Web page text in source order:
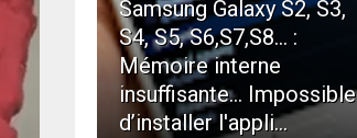
Samsung Galaxy S2, S3,
S4, S5, S6,S7,S8... :
Mémoire interne
insuffisante… Impossible
d’installer l'appli...